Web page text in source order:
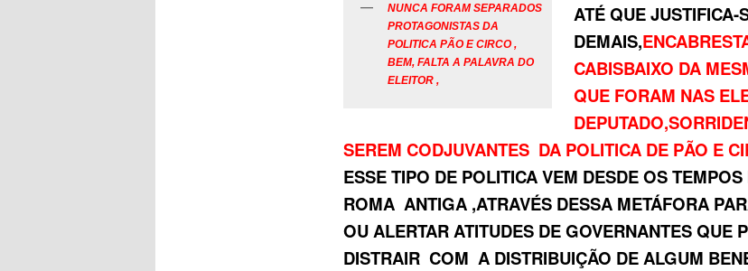
NUNCA FORAM SEPARADOS
PROTAGONISTAS DA
POLITICA PÃO E CIRCO ,
BEM, FALTA A PALAVRA DO
ELEITOR ,
ATÉ QUE JUSTIFICA-
DEMAIS,
CABISBAIXO DA
QUE FORAM NAS
SEREM CODJUVANTES DA POLITICA DE PÃO E
ESSE TIPO DE POLITICA VEM DESDE OS
ROMA ANTIGA ,ATRAVÉS DESSA METÁFORA
OU ALERTAR ATITUDES DE GOVERNANTES QUE
DISTRAIR COM A DISTRIBUIÇÃO DE ALGUM